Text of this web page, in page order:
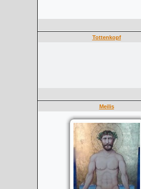
Tottenkopf
Meilis